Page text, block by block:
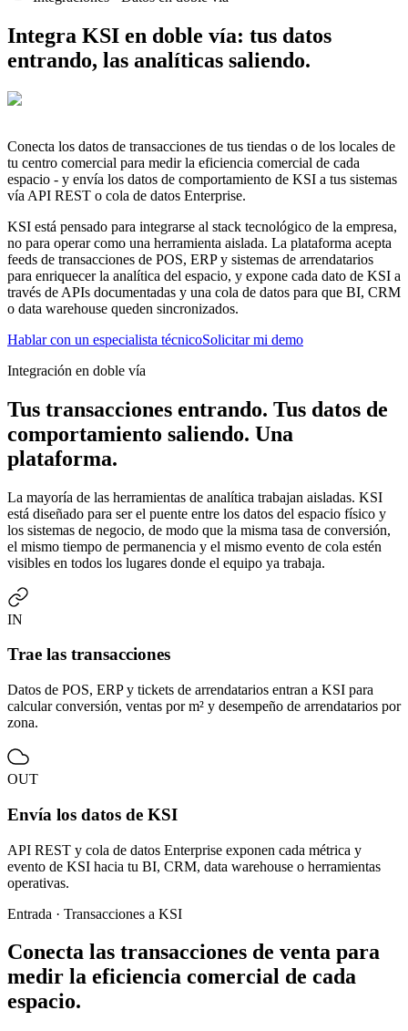
Integra KSI en doble vía: tus datos
entrando, las analíticas saliendo.
Conecta los datos de transacciones de tus tiendas o de los locales de
tu centro comercial para medir la eficiencia comercial de cada
espacio - y envía los datos de comportamiento de KSI a tus sistemas
vía API REST o cola de datos Enterprise.
KSI está pensado para integrarse al stack tecnológico de la empresa,
no para operar como una herramienta aislada. La plataforma acepta
feeds de transacciones de POS, ERP y sistemas de arrendatarios
para enriquecer la analítica del espacio, y expone cada dato de KSI a
través de APIs documentadas y una cola de datos para que BI, CRM
o data warehouse queden sincronizados.
Hablar con un especialista técnicoSolicitar mi demo
Integración en doble vía
Tus transacciones entrando. Tus datos de
comportamiento saliendo. Una
plataforma.
La mayoría de las herramientas de analítica trabajan aisladas. KSI
está diseñado para ser el puente entre los datos del espacio físico y
los sistemas de negocio, de modo que la misma tasa de conversión,
el mismo tiempo de permanencia y el mismo evento de cola estén
visibles en todos los lugares donde el equipo ya trabaja.
IN
Trae las transacciones
Datos de POS, ERP y tickets de arrendatarios entran a KSI para
calcular conversión, ventas por m² y desempeño de arrendatarios por
zona.
OUT
Envía los datos de KSI
API REST y cola de datos Enterprise exponen cada métrica y
evento de KSI hacia tu BI, CRM, data warehouse o herramientas
operativas.
Entrada · Transacciones a KSI
Conecta las transacciones de venta para
medir la eficiencia comercial de cada
espacio.